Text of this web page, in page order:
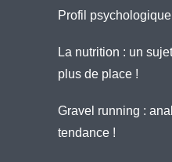
Profil
La nutrition : un
plus de place !
Gravel running :
tendance !